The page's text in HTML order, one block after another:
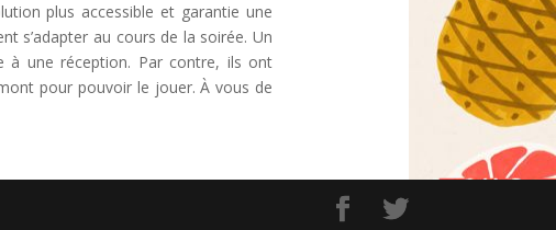
plus accessible et garantie une
s’adapter au cours de la soirée. Un
à une réception. Par contre, ils ont
pour pouvoir le jouer. À vous de